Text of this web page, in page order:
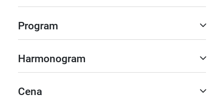
Program
Harmonogram
Cena